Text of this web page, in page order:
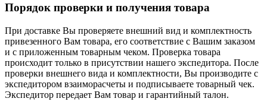
Порядок проверки и получения товара
При доставке Вы проверяете внешний вид и комплектность
привезенного Вам товара, его соответствие с Вашим заказом
и с приложенным товарным чеком. Проверка товара
происходит только в присутствии нашего экспедитора. После
проверки внешнего вида и комплектности, Вы производите с
экспедитором взаиморасчеты и подписываете товарный чек.
Экспедитор передает Вам товар и гарантийный талон.